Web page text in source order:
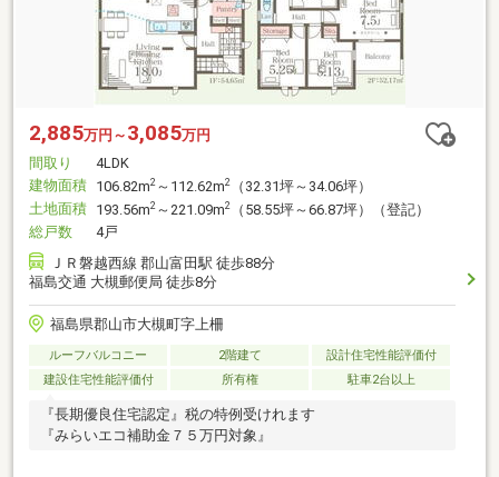
2,885万円～ 3,085万円
間取り
4LDK
建物面積 106.82m2 ～112.62m2
（32.31坪～34.06坪）
土地面積 193.56m2 ～221.09m2
（58.55坪～66.87坪）（登記）
総戸数
4戸
ＪＲ磐越西線 郡山富田駅 徒歩88分
福島交通 大槻郵便局 徒歩8分
福島県郡山市大槻町字上柵
ルーフバルコニー 2階建て
設計住宅性能評価付
建設住宅性能評価付
所有権 駐車2台以上
『長期優良住宅認定』税の特例受けれます
『みらいエコ補助金７５万円対象』